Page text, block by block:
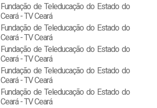
Fundação de Teleducação do Estado do
Ceará - TV Ceará
Fundação de Teleducação do Estado do
Ceará - TV Ceará
Fundação de Teleducação do Estado do
Ceará - TV Ceará
Fundação de Teleducação do Estado do
Ceará - TV Ceará
Fundação de Teleducação do Estado do
Ceará - TV Ceará